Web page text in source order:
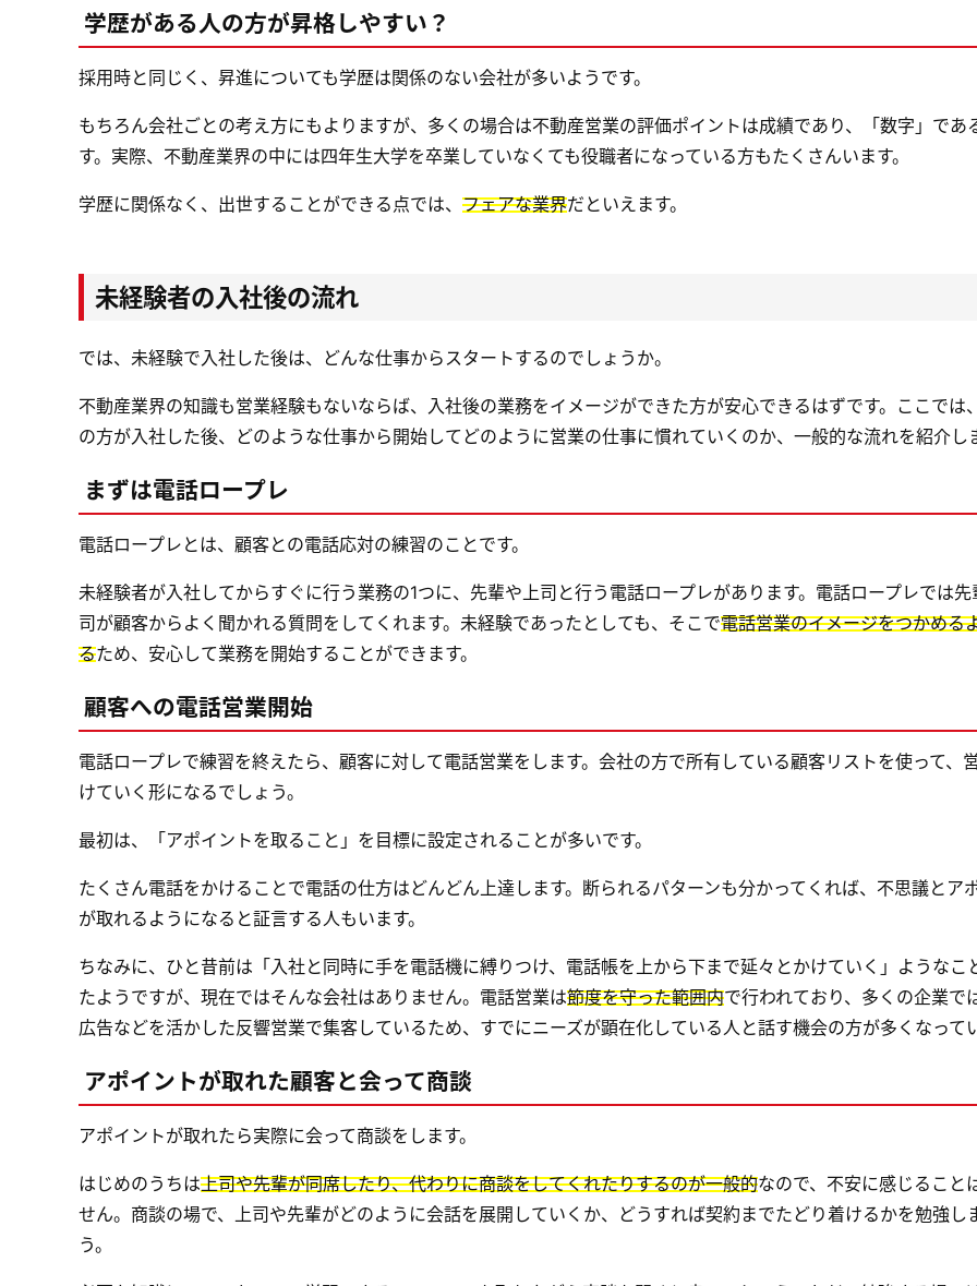
学歴がある人の方が昇格しやすい？
採用時と同じく、昇進についても学歴は関係のない会社が多いようです。
もちろん会社ごとの考え方にもよりますが、多くの場合は不動産営業の評価ポイントは成績であり、「数字」であ
す。実際、不動産業界の中には四年生大学を卒業していなくても役職者になっている方もたくさんいます。
学歴に関係なく、出世することができる点では、 フェアな業界だといえます。
未経験者の入社後の流れ
では、未経験で入社した後は、どんな仕事からスタートするのでしょうか。
不動産業界の知識も営業経験もないならば、入社後の業務をイメージができた方が安心できるはずです。ここでは
の方が入社した後、どのような仕事から開始してどのように営業の仕事に慣れていくのか、一般的な流れを紹介し
まずは電話ロープレ
電話ロープレとは、顧客との電話応対の練習のことです。
未経験者が入社してからすぐに行う業務の1つに、先輩や上司と行う電話ロープレがあります。電話ロープレでは先
司が顧客からよく聞かれる質問をしてくれます。未経験であったとしても、そこで電話営業のイメージをつかめる
るため、安心して業務を開始することができます。
顧客への電話営業開始
電話ロープレで練習を終えたら、顧客に対して電話営業をします。会社の方で所有している顧客リストを使って、
けていく形になるでしょう。
最初は、「アポイントを取ること」を目標に設定されることが多いです。
たくさん電話をかけることで電話の仕方はどんどん上達します。断られるパターンも分かってくれば、不思議とア
が取れるようになると証言する人もいます。
ちなみに、ひと昔前は「入社と同時に手を電話機に縛りつけ、電話帳を上から下まで延々とかけていく」ようなこ
たようですが、現在ではそんな会社はありません。電話営業は節度を守った範囲内で行われており、多くの企業で
広告などを活かした反響営業で集客しているため、すでにニーズが顕在化している人と話す機会の方が多くなってい
アポイントが取れた顧客と会って商談
アポイントが取れたら実際に会って商談をします。
はじめのうちは上司や先輩が同席したり、代わりに商談をしてくれたりするのが一般的なので、不安に感じること
せん。商談の場で、上司や先輩がどのように会話を展開していくか、どうすれば契約までたどり着けるかを勉強し
う。